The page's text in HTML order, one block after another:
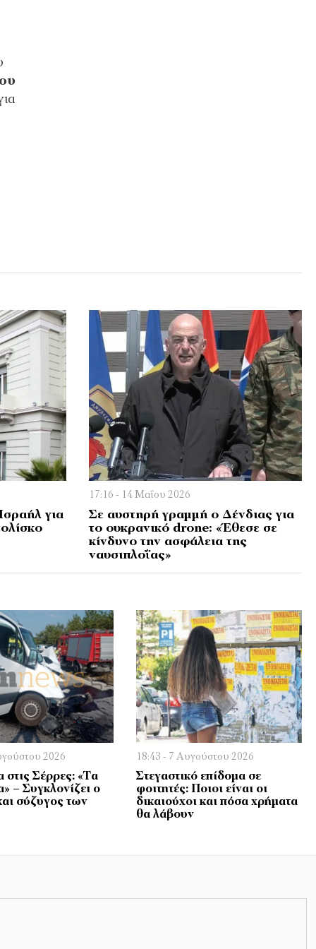
για
17:16 - 14 Μαΐου 2026
Σε αυστηρή γραμμή ο Δένδιας για
το ουκρανικό drone: «Έθεσε σε
κίνδυνο την ασφάλεια της
ναυσιπλοΐας»
2026
στις Σέρρες: «Τα
– Συγκλονίζει ο
σύζυγος των
18:43 - 7 Αυγούστου 2026
Στεγαστικό επίδομα σε
φοιτητές: Ποιοι είναι οι
δικαιούχοι και πόσα χρήματα
θα λάβουν